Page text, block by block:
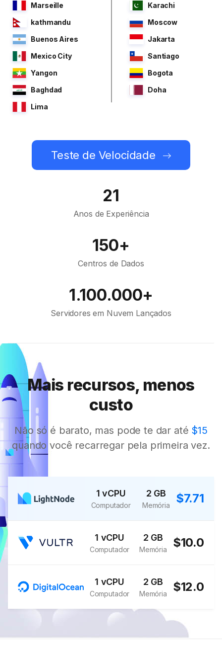
Marseille
Karachi
kathmandu
Moscow
Buenos Aires
Jakarta
Mexico City
Santiago
Yangon
Bogota
Baghdad
Doha
Lima
Teste de Velocidade
21
Anos de Experiência
150+
Centros de Dados
1.100.000+
Servidores em Nuvem Lançados
Mais recursos, menos
custo
Não só é barato, mas pode te dar até $15
quando você recarregar pela primeira vez.
1 vCPU
Computador
2 GB
Memória $7.71
1 vCPU
Computador
2 GB
Memória $10.0
1 vCPU
Computador
2 GB
Memória $12.0